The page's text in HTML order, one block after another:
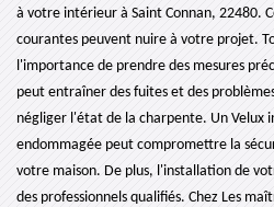
à votre intérieur à Saint Connan, 22480.
courantes peuvent nuire à votre projet.
l'importance de prendre des mesures
peut entraîner des fuites et des
négliger l'état de la charpente. Un Velux
endommagée peut compromettre la
votre maison. De plus, l'installation de
des professionnels qualifiés. Chez Les